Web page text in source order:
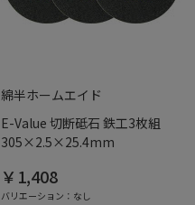
綿半ホームエイド
E-Value 切断砥石 鉄工3枚組
305×2.5×25.4mm
￥1,408
バリエーション：なし